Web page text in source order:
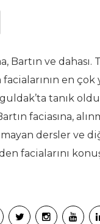
Bartın ve dahası.
en çok
tanık
faciasına,
dersler ve
facialarını